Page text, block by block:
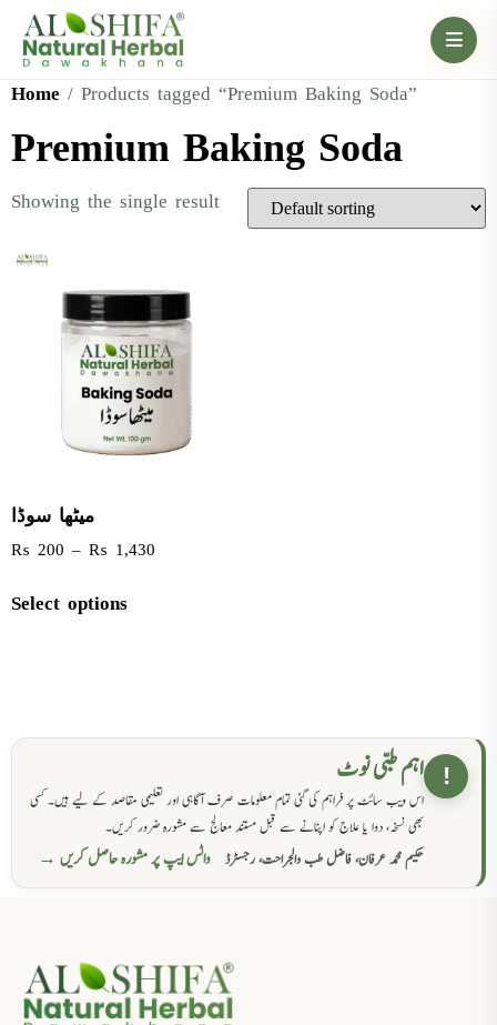
Home / Products tagged “Premium Baking Soda”
Premium Baking Soda
Showing the single result
میٹھا سوڈا
₨ 200 – ₨ 1,430
Select options
! اہم طبی نوٹ
اس ویب سائٹ پر فراہم کی گئی تمام معلومات صرف آگاہی اور تعلیمی مقاصد کے لیے ہیں۔ کسی
بھی نسخہ، دوا یا علاج کو اپنانے سے قبل مستند معالج سے مشورہ ضرور کریں۔
حکیم محمد عرفان، فاضل طب والجراحت، رجسٹرڈ
واٹس ایپ پر مشورہ حاصل کریں →